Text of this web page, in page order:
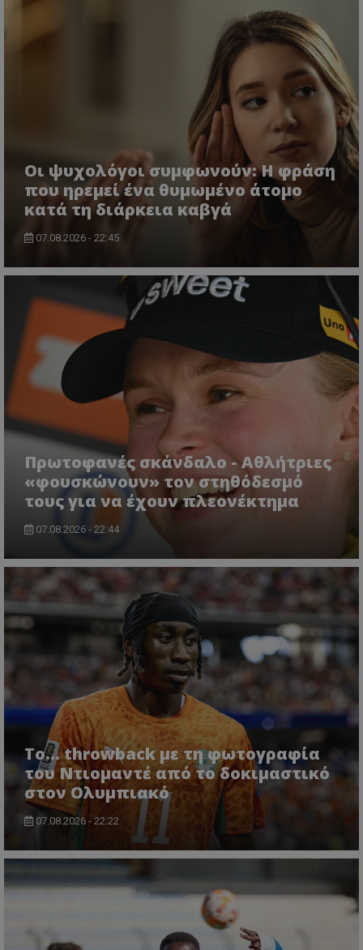
Οι ψυχολόγοι συμφωνούν: Η φράση
που ηρεμεί ένα θυμωμένο άτομο
κατά τη διάρκεια καβγά
07.08.2026 - 22:45
Πρωτοφανές σκάνδαλο - Aθλήτριες
«φουσκώνουν» τον στηθόδεσμό
τους για να έχουν πλεονέκτημα
07.08.2026 - 22:44
Το... throwback με τη φωτογραφία
του Ντιομαντέ από το δοκιμαστικό
στον Ολυμπιακό
07.08.2026 - 22:22